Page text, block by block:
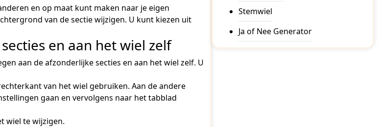
en op maat kunt maken naar je eigen
van de sectie wijzigen. U kunt kiezen uit
en aan het wiel zelf
aan de afzonderlijke secties en aan het wiel zelf. U
van het wiel gebruiken. Aan de andere
gaan en vervolgens naar het tabblad
wiel te wijzigen.
Stemwiel
Ja of Nee Generator